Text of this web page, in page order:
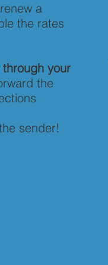
a
the rates
through your
the
sender!